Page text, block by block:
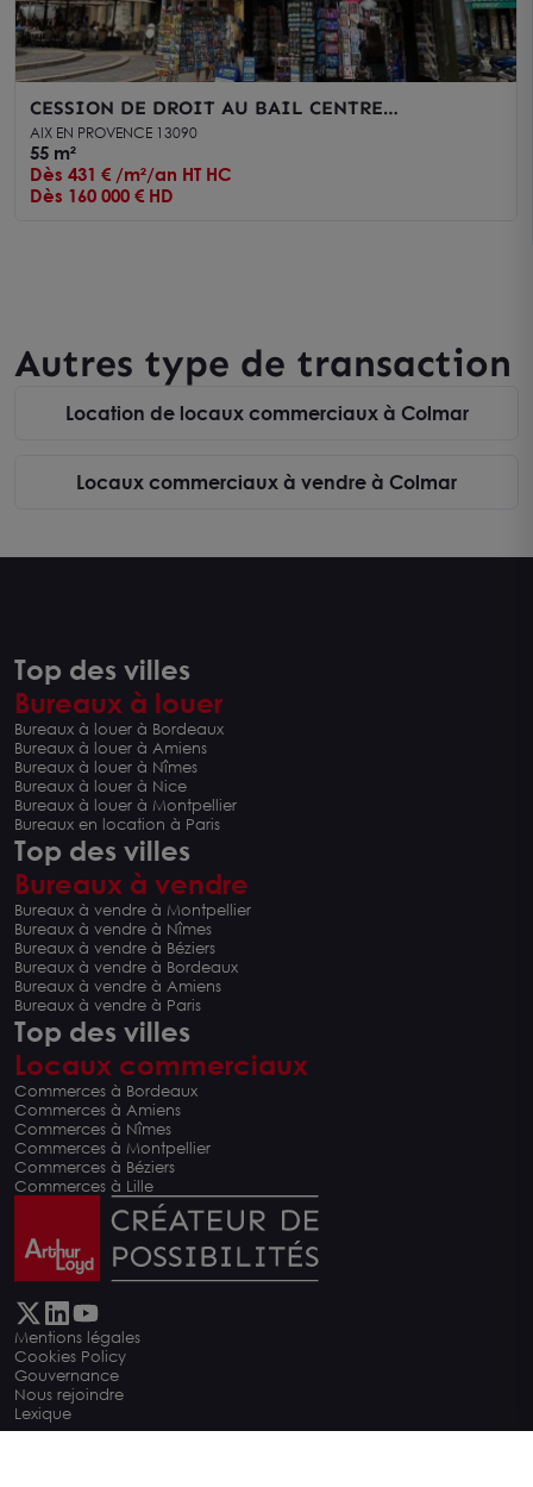
CESSION DE DROIT AU BAIL CENTRE
HISTORIQUE
AIX EN PROVENCE 13090
55 m²
Dès 431 € /m²/an HT HC
Dès 160 000 € HD
Autres type de transaction
Location de locaux commerciaux à Colmar
Locaux commerciaux à vendre à Colmar
Top des villes
Bureaux à louer
Bureaux à louer à Bordeaux
Bureaux à louer à Amiens
Bureaux à louer à Nîmes
Bureaux à louer à Nice
Bureaux à louer à Montpellier
Bureaux en location à Paris
Top des villes
Bureaux à vendre
Bureaux à vendre à Montpellier
Bureaux à vendre à Nîmes
Bureaux à vendre à Béziers
Bureaux à vendre à Bordeaux
Bureaux à vendre à Amiens
Bureaux à vendre à Paris
Top des villes
Locaux commerciaux
Commerces à Bordeaux
Commerces à Amiens
Commerces à Nîmes
Commerces à Montpellier
Commerces à Béziers
Commerces à Lille
Mentions légales
Cookies Policy
Gouvernance
Nous rejoindre
Lexique